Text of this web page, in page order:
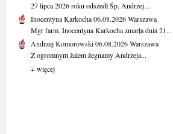
27 lipca 2026 roku odszedł Śp. Andrzej...
Inocentyna Karkocha06.08.2026Warszawa
Mgr farm. Inocentyna Karkocha zmarła dnia 21...
Andrzej Komorowski06.08.2026Warszawa
Z ogromnym żalem żegnamy Andrzeja...
+ więcej